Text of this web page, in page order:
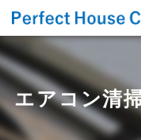
エアコン清